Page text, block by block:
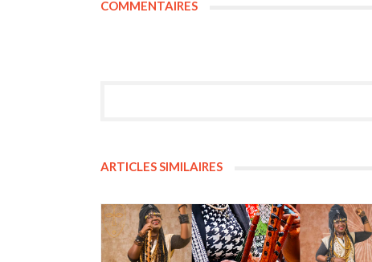
COMMENTAIRES
ARTICLES SIMILAIRES